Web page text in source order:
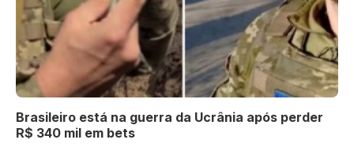
Brasileiro está na guerra da Ucrânia após perder
R$ 340 mil em bets